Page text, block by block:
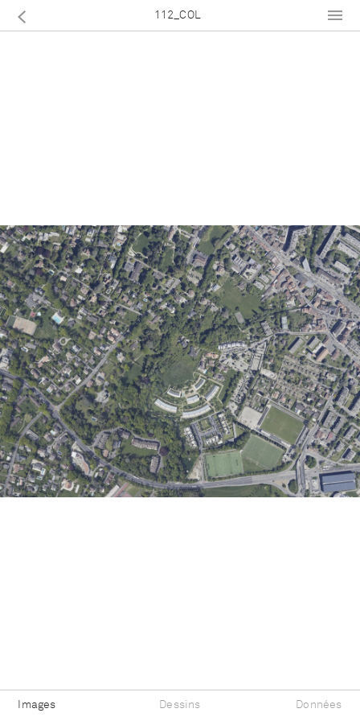
112_COL
Images Dessins Données